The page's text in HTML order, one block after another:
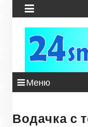

Меню
Водачка с